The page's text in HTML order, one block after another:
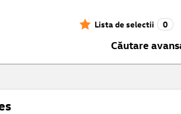
Lista de selectii 0
Căutare